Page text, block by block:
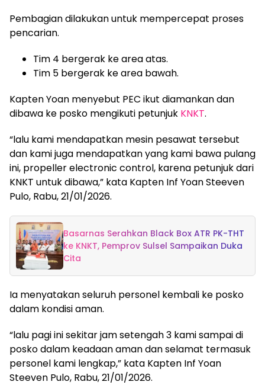
Pembagian dilakukan untuk mempercepat proses
pencarian.
Tim 4 bergerak ke area atas.
Tim 5 bergerak ke area bawah.
Kapten Yoan menyebut PEC ikut diamankan dan
dibawa ke posko mengikuti petunjuk KNKT.
“lalu kami mendapatkan mesin pesawat tersebut
dan kami juga mendapatkan yang kami bawa pulang
ini, propeller electronic control, karena petunjuk dari
KNKT untuk dibawa,” kata Kapten Inf Yoan Steeven
Pulo, Rabu, 21/01/2026.
Basarnas Serahkan Black Box ATR PK-THT
ke KNKT, Pemprov Sulsel Sampaikan Duka
Cita
Ia menyatakan seluruh personel kembali ke posko
dalam kondisi aman.
“lalu pagi ini sekitar jam setengah 3 kami sampai di
posko dalam keadaan aman dan selamat termasuk
personel kami lengkap,” kata Kapten Inf Yoan
Steeven Pulo, Rabu, 21/01/2026.